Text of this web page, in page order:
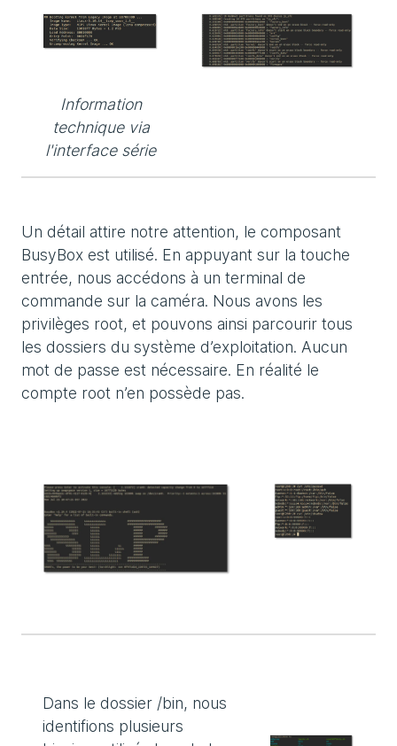
Information
technique via
l'interface série
Un détail attire notre attention, le composant
BusyBox est utilisé. En appuyant sur la touche
entrée, nous accédons à un terminal de
commande sur la caméra. Nous avons les
privilèges root, et pouvons ainsi parcourir tous
les dossiers du système d’exploitation. Aucun
mot de passe est nécessaire. En réalité le
compte root n’en possède pas.
Dans le dossier /bin, nous
identifions plusieurs